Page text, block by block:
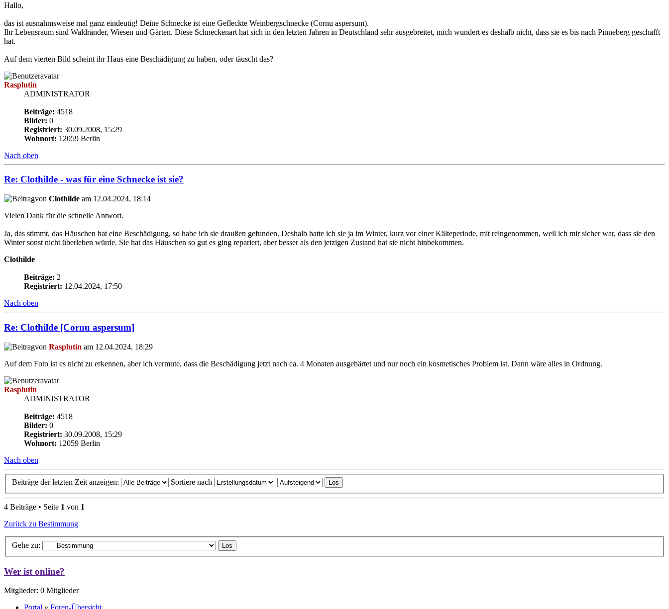
Hallo,
das ist ausnahmsweise mal ganz eindeutig! Deine Schnecke ist eine Gefleckte Weinbergschnecke (Cornu aspersum).
Ihr Lebensraum sind Waldränder, Wiesen und Gärten. Diese Schneckenart hat sich in den letzten Jahren in Deutschland sehr ausgebreitet, mich wundert es deshalb nicht, dass sie es bis nach Pinneberg geschafft
hat.
Auf dem vierten Bild scheint ihr Haus eine Beschädigung zu haben, oder täuscht das?
Rasplutin
ADMINISTRATOR
Beiträge: 4518
Bilder: 0
Registriert: 30.09.2008, 15:29
Wohnort: 12059 Berlin
Nach oben
Re: Clothilde - was für eine Schnecke ist sie?
von Clothilde am 12.04.2024, 18:14
Vielen Dank für die schnelle Antwort.
Ja, das stimmt, das Häuschen hat eine Beschädigung, so habe ich sie draußen gefunden. Deshalb hatte ich sie ja im Winter, kurz vor einer Kälteperiode, mit reingenommen, weil ich mir sicher war, dass sie den
Winter sonst nicht überleben würde. Sie hat das Häuschen so gut es ging repariert, aber besser als den jetzigen Zustand hat sie nicht hinbekommen.
Clothilde
Beiträge: 2
Registriert: 12.04.2024, 17:50
Nach oben
Re: Clothilde [Cornu aspersum]
von Rasplutin am 12.04.2024, 18:29
Auf dem Foto ist es nicht zu erkennen, aber ich vermute, dass die Beschädigung jetzt nach ca. 4 Monaten ausgehärtet und nur noch ein kosmetisches Problem ist. Dann wäre alles in Ordnung.
Rasplutin
ADMINISTRATOR
Beiträge: 4518
Bilder: 0
Registriert: 30.09.2008, 15:29
Wohnort: 12059 Berlin
Nach oben
Beiträge der letzten Zeit anzeigen: Sortiere nach
4 Beiträge • Seite 1 von 1
Zurück zu Bestimmung
Gehe zu:
Wer ist online?
Mitglieder: 0 Mitglieder